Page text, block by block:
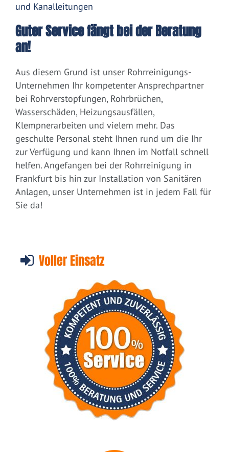
und Kanalleitungen
Guter Service fängt bei der Beratung
an!
Aus diesem Grund ist unser Rohrreinigungs-
Unternehmen Ihr kompetenter Ansprechpartner
bei Rohrverstopfungen, Rohrbrüchen,
Wasserschäden, Heizungsausfällen,
Klempnerarbeiten und vielem mehr. Das
geschulte Personal steht Ihnen rund um die Ihr
zur Verfügung und kann Ihnen im Notfall schnell
helfen. Angefangen bei der Rohrreinigung in
Frankfurt bis hin zur Installation von Sanitären
Anlagen, unser Unternehmen ist in jedem Fall für
Sie da!
Voller Einsatz